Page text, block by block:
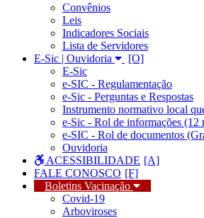
Convênios
Leis
Indicadores Sociais
Lista de Servidores
E-Sic | Ouvidoria
E-Sic
e-SIC - Regulamentação
e-Sic - Perguntas e Respostas
Instrumento normativo local
e-Sic - Rol de informações (12
e-SIC - Rol de documentos
Ouvidoria
ACESSIBILIDADE
FALE CONOSCO
Boletins Vacinação
Covid-19
Arboviroses